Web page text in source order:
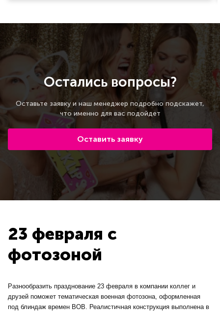
Остались вопросы?
Оставьте заявку и наш менеджер подробно подскажет,
что именно для вас подойдет
Оставить заявку
23 февраля с
фотозоной
Разнообразить празднование 23 февраля в компании коллег и
друзей поможет тематическая военная фотозона, оформленная
под блиндаж времен ВОВ. Реалистичная конструкция выполнена в